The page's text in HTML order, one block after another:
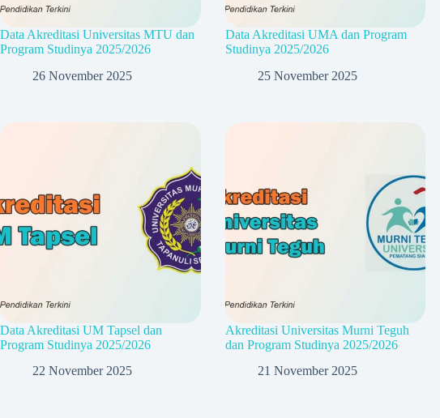
Data Akreditasi Universitas MTU dan
Program Studinya 2025/2026
26 November 2025
Data Akreditasi UMA dan Program
Studinya 2025/2026
25 November 2025
Data Akreditasi UM Tapsel dan
Program Studinya 2025/2026
22 November 2025
Akreditasi Universitas Murni Teguh
dan Program Studinya 2025/2026
21 November 2025